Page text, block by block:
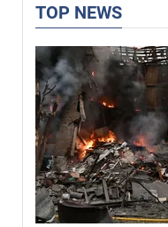
TOP NEWS